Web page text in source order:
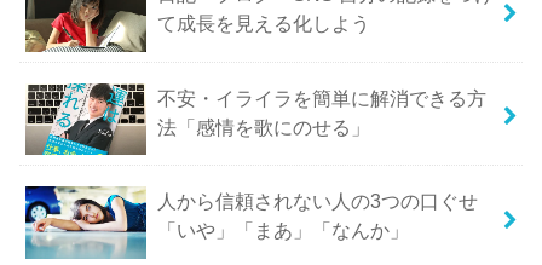
て成長を見える化しよう
不安・イライラを簡単に解消できる方
法「感情を歌にのせる」
人から信頼されない人の3つの口ぐせ
「いや」「まあ」「なんか」